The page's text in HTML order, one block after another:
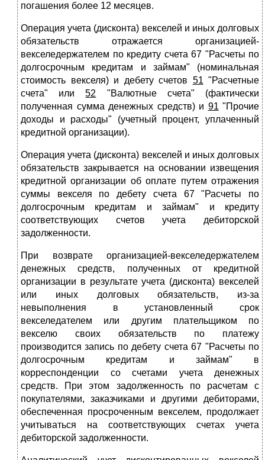
погашения более 12 месяцев.
Операция учета (дисконта) векселей и иных долговых
обязательств отражается организацией-
векселедержателем по кредиту счета 67 "Расчеты по
долгосрочным кредитам и займам" (номинальная
стоимость векселя) и дебету счетов 51 "Расчетные
счета" или52 "Валютные счета" (фактически
полученная сумма денежных средств) и 91 "Прочие
доходы и расходы" (учетный процент, уплаченный
кредитной организации).
Операция учета (дисконта) векселей и иных долговых
обязательств закрывается на основании извещения
кредитной организации об оплате путем отражения
суммы векселя по дебету счета 67 "Расчеты по
долгосрочным кредитам и займам" и кредиту
соответствующих счетов учета дебиторской
задолженности.
При возврате организацией-векселедержателем
денежных средств, полученных от кредитной
организации в результате учета (дисконта) векселей
или иных долговых обязательств, из-за
невыполнения в установленный срок
векселедателем или другим плательщиком по
векселю своих обязательств по платежу
производится запись по дебету счета 67 "Расчеты по
долгосрочным кредитам и займам" в
корреспонденции со счетами учета денежных
средств. При этом задолженность по расчетам с
покупателями, заказчиками и другими дебиторами,
обеспеченная просроченным векселем, продолжает
учитываться на соответствующих счетах учета
дебиторской задолженности.